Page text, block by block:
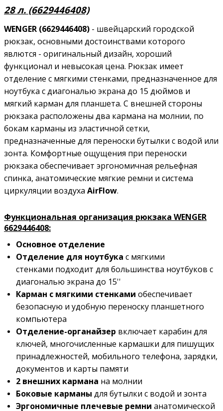
28 л. (6629446408)
WENGER (6629446408) - швейцарский городской
рюкзак, основными достоинствами которого
явлются - оригинальный дизайн, хороший
функционал и невысокая цена. Рюкзак имеет
отделение с мягкими стенками, предназначенное для
ноутбука с диагональю экрана до 15 дюймов и
мягкий карман для планшета. С внешней стороны
рюкзака расположены два кармана на молнии, по
бокам карманы из эластичной сетки,
предназначенные для переноски бутылки с водой или
зонта. Комфортные ощущения при переноски
рюкзака обеспечивает эргономичная рельефная
спинка, анатомические мягкие ремни и система
циркуляции воздуха AirFlow.
Функциональная организация рюкзака WENGER
6629446408:
Основное отделение
Отделение для ноутбука с мягкими
стенками подходит для большинства ноутбуков с
диагональю экрана до 15''
Карман с мягкими стенками обеспечивает
безопасную и удобную переноску планшетного
компьютера
Отделение-органайзер включает карабин для
ключей, многочисленные кармашки для пишущих
принадлежностей, мобильного телефона, зарядки,
документов и карты памяти
2 внешних кармана на молнии
Боковые карманы для бутылки с водой и зонта
Эргономичные плечевые ремни анатомической